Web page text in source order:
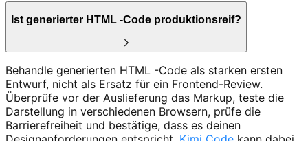
Ist generierter HTML -Code produktionsreif?
Behandle generierten HTML -Code als starken ersten
Entwurf, nicht als Ersatz für ein Frontend-Review.
Überprüfe vor der Auslieferung das Markup, teste die
Darstellung in verschiedenen Browsern, prüfe die
Barrierefreiheit und bestätige, dass es deinen